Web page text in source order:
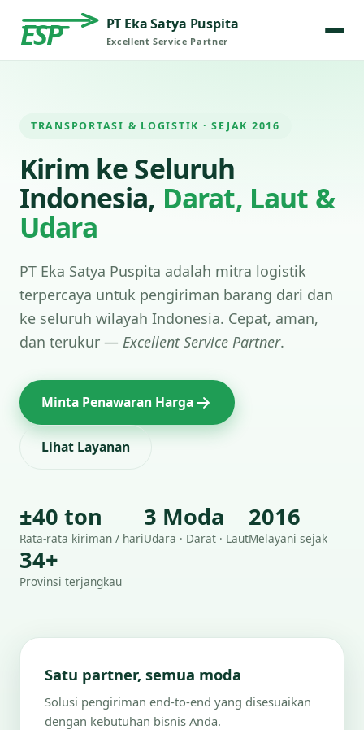
ESP PT Eka Satya Puspita
Excellent Service Partner
TRANSPORTASI & LOGISTIK · SEJAK 2016
Kirim ke Seluruh
Indonesia, Darat, Laut &
Udara
PT Eka Satya Puspita adalah mitra logistik
terpercaya untuk pengiriman barang dari dan
ke seluruh wilayah Indonesia. Cepat, aman,
dan terukur — Excellent Service Partner.
Minta Penawaran Harga
Lihat Layanan
±40 ton
Rata-rata kiriman / hari
3 Moda
Udara · Darat · Laut
2016
Melayani sejak
34+
Provinsi terjangkau
Satu partner, semua moda
Solusi pengiriman end-to-end yang disesuaikan
dengan kebutuhan bisnis Anda.